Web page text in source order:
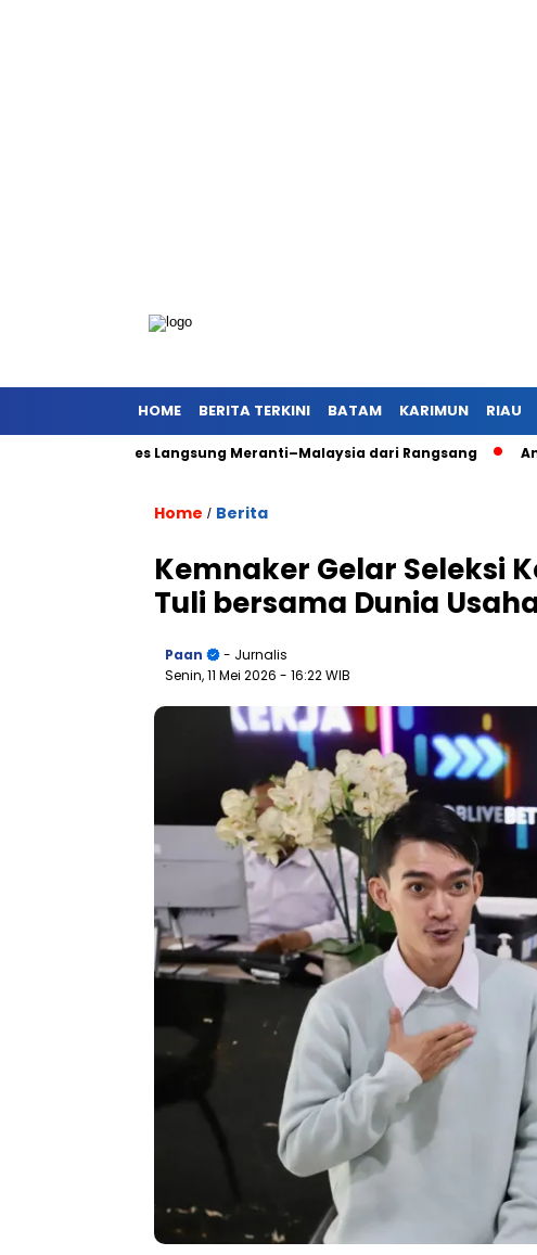
HOME BERITA TERKINI BATAM KARIMUN RIAU
Akses Langsung Meranti–Malaysia dari Rangsang Antisipasi
Home / Berita
Kemnaker Gelar Seleksi
Tuli bersama Dunia
Paan
- Jurnalis
Senin, 11 Mei 2026 - 16:22 WIB